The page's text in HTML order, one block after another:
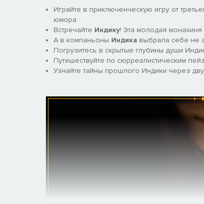
Играйте в приключенческую игру от
юмора
Встречайте Индику! Эта молодая
А в компаньоны Индика выбрала себе не
Погрузитесь в скрытые глубины души
Путешествуйте по сюрреалистическим
Узнайте тайны прошлого Индики через